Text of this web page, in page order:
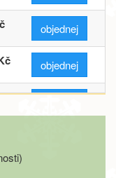
objednej
objednej